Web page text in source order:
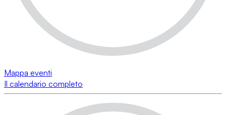
Mappa eventi
Il calendario completo